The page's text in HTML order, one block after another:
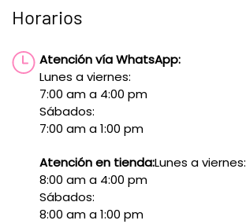
Horarios
Atención vía WhatsApp:
Lunes a viernes:
7:00 am a 4:00 pm
Sábados:
7:00 am a 1:00 pm
Atención en tienda:Lunes a viernes:
8:00 am a 4:00 pm
Sábados:
8:00 am a 1:00 pm